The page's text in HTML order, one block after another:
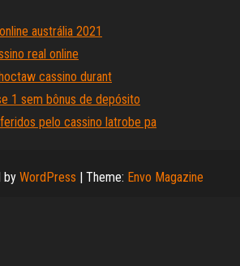
austrália 2021
real online
cassino durant
1 sem bônus de depósito
pelo cassino latrobe pa
by WordPress | Theme: Envo Magazine